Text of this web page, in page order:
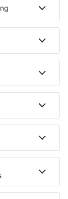
transmite
toate detaliile
aiba loc.
inainte
datelor.
personal
si a actualiza
caracter
personale
sunteti
in